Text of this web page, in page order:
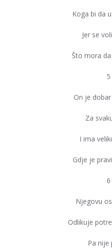
Koga bi da
Jer se
Što mora
5
On je
Za
I ima
Gdje je
6
Njegovu
Odlikuje
Pa nije